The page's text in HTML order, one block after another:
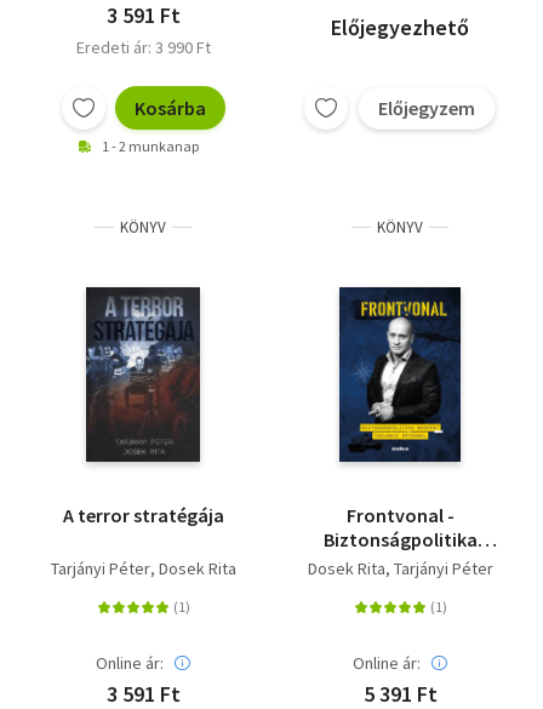
3 591 Ft
Eredeti ár: 3 990 Ft
Kosárba
1 - 2 munkanap
Előjegyezhető
Előjegyzem
KÖNYV
A terror stratégája
Tarjányi Péter Dosek Rita
Online ár:
3 591 Ft
KÖNYV
Frontvonal -
Biztonságpolitika
másként Tarjányi
Dosek Rita Tarjányi Péter
Online ár:
5 391 Ft